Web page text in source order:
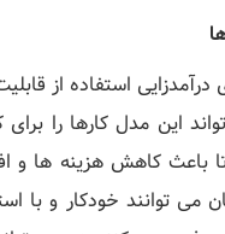
درآمدزایی استفاده از
این مدل کارها را برای
باعث کاهش هزینه ها و
توانند خودکار و با